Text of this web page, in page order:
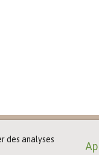
des analyses